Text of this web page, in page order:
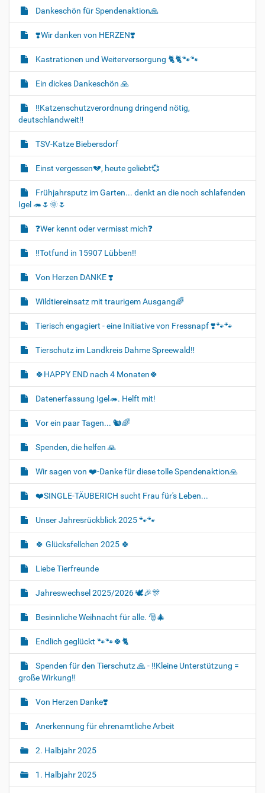
Dankeschön für Spendenaktion🙏
❣️Wir danken von HERZEN❣️
Kastrationen und Weiterversorgung 🐈‍🐈🐾🐾
Ein dickes Dankeschön 🙏
‼️Katzenschutzverordnung dringend nötig,
deutschlandweit‼️
TSV-Katze Biebersdorf
Einst vergessen💔, heute geliebt💞
Frühjahrsputz im Garten... denkt an die noch schlafenden
Igel 🦔🌷🌞🌷
❓️Wer kennt oder vermisst mich❓️
‼️Totfund in 15907 Lübben‼️
Von Herzen DANKE ❣️
Wildtiereinsatz mit traurigem Ausgang🌈
Tierisch engagiert - eine Initiative von Fressnapf ❣️🐾🐾
Tierschutz im Landkreis Dahme Spreewald‼️
🍀HAPPY END nach 4 Monaten🍀
Datenerfassung Igel🦔. Helft mit!
Vor ein paar Tagen... 🐿🌈
Spenden, die helfen 🙏
Wir sagen von ❤️-Danke für diese tolle Spendenaktion🙏
❤️SINGLE-TÄUBERICH sucht Frau für's Leben...
Unser Jahresrückblick 2025 🐾🐾
🍀 Glücksfellchen 2025 🍀
Liebe Tierfreunde
Jahreswechsel 2025/2026 🕊🎉🎊
Besinnliche Weihnacht für alle. 🎅🎄
Endlich geglückt 🐾🐾🍀🐈‍
Spenden für den Tierschutz 🙏 - ‼️Kleine Unterstützung =
große Wirkung‼️
Von Herzen Danke❣️
Anerkennung für ehrenamtliche Arbeit
2. Halbjahr 2025
1. Halbjahr 2025